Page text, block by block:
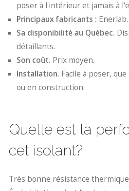
poser à l'intérieur et jamais à
Principaux fabricants : Enerlab.
Sa disponibilité au Québec.
détaillants.
Son coût. Prix moyen.
Installation. Facile à poser,
ou en construction.
Quelle est la
cet isolant?
Très bonne résistance